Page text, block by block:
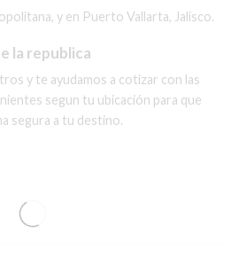
y en Puerto Vallarta, Jalisco.
la republica
y te ayudamos a cotizar con las
segun tu ubicación para que
segura a tu destino.